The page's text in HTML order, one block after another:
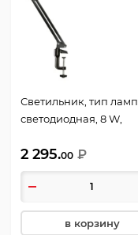
Светильник, тип
светодиодная, 8 W,
Трансвит, Гермес
2 295.00 ₽
в корзину